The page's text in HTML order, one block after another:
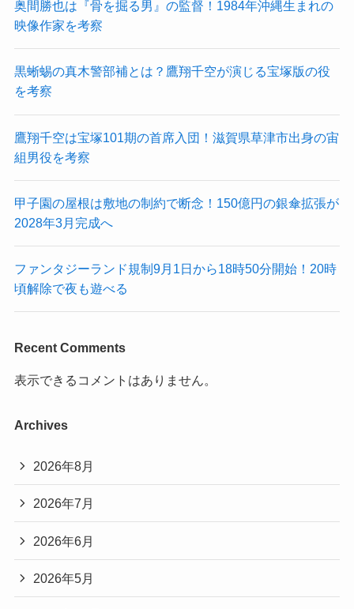
奥間勝也は『骨を掘る男』の監督！1984年沖縄生まれの
映像作家を考察
黒蜥蜴の真木警部補とは？鷹翔千空が演じる宝塚版の役
を考察
鷹翔千空は宝塚101期の首席入団！滋賀県草津市出身の宙
組男役を考察
甲子園の屋根は敷地の制約で断念！150億円の銀傘拡張が
2028年3月完成へ
ファンタジーランド規制9月1日から18時50分開始！20時
頃解除で夜も遊べる
Recent Comments
表示できるコメントはありません。
Archives
2026年8月
2026年7月
2026年6月
2026年5月